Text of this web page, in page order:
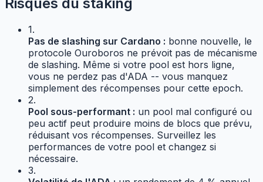
1.
Pas de slashing sur Cardano : bonne nouvelle, le
protocole Ouroboros ne prévoit pas de mécanisme
de slashing. Même si votre pool est hors ligne,
vous ne perdez pas d'ADA -- vous manquez
simplement des récompenses pour cette epoch.
2.
Pool sous-performant : un pool mal configuré ou
peu actif peut produire moins de blocs que prévu,
réduisant vos récompenses. Surveillez les
performances de votre pool et changez si
nécessaire.
3.